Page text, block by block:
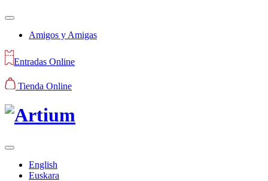
Amigos y Amigas
Entradas Online
Tienda Online
English
Euskara